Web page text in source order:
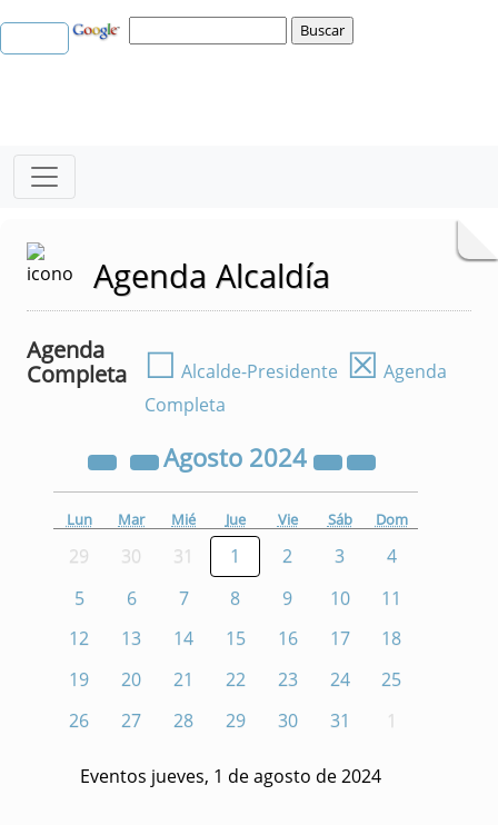
Agenda Alcaldía
Agenda
Completa
☐ Alcalde-Presidente ☒ Agenda
Completa
Agosto 2024
Lun Mar Mié Jue Vie Sáb Dom
29 30 31 1 2 3
4
5
6 7 8 9 10
11
12
13 14 15 16 17
18
19
20 21 22 23 24
25
26
27 28 29 30 31 1
Eventos jueves, 1 de agosto de 2024